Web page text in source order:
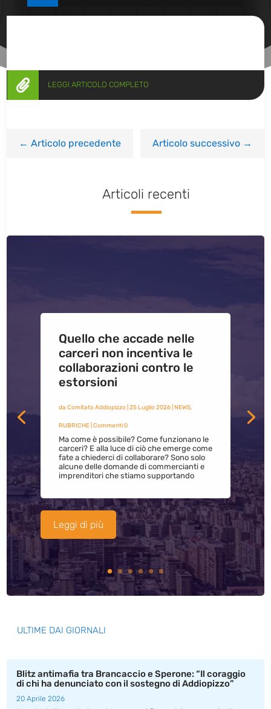
 LEGGI ARTICOLO COMPLETO
←Articolo precedente Articolo successivo→
Articoli recenti
Quello che accade nelle
carceri non incentiva le
collaborazioni contro le
estorsioni
da Comitato Addiopizzo| 25 Luglio 2026| NEWS,
RUBRICHE| Commenti 0
Ma come è possibile? Come funzionano le
carceri? E alla luce di ciò che emerge come
fate a chiederci di collaborare? Sono solo
alcune delle domande di commercianti e
imprenditori che stiamo supportando
Leggi di più
ULTIME DAI GIORNALI
Blitz antimafia tra Brancaccio e Sperone: “Il coraggio
di chi ha denunciato con il sostegno di Addiopizzo”
20 Aprile 2026